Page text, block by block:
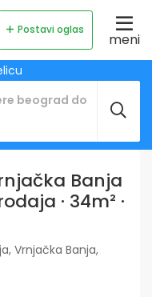
Postavi oglas
meni
Banja
· 34m² ·
Vrnjačka Banja,